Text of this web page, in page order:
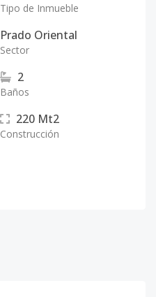
Tipo de Inmueble
Prado Oriental
Sector
2
Baños
220 Mt2
Construcción